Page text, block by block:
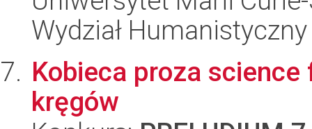
Wydział Humanistyczny
Kobieca proza
kręgów